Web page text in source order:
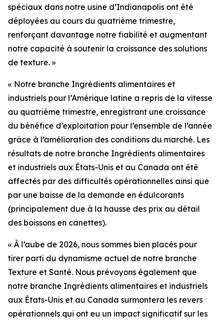
spéciaux dans notre usine d’Indianapolis ont été
déployées au cours du quatrième trimestre,
renforçant davantage notre fiabilité et augmentant
notre capacité à soutenir la croissance des solutions
de texture. »
« Notre branche Ingrédients alimentaires et
industriels pour l’Amérique latine a repris de la vitesse
au quatrième trimestre, enregistrant une croissance
du bénéfice d’exploitation pour l’ensemble de l’année
grâce à l’amélioration des conditions du marché. Les
résultats de notre branche Ingrédients alimentaires
et industriels aux États-Unis et au Canada ont été
affectés par des difficultés opérationnelles ainsi que
par une baisse de la demande en édulcorants
(principalement due à la hausse des prix au détail
des boissons en canettes).
« À l’aube de 2026, nous sommes bien placés pour
tirer parti du dynamisme actuel de notre branche
Texture et Santé. Nous prévoyons également que
notre branche Ingrédients alimentaires et industriels
aux États-Unis et au Canada surmontera les revers
opérationnels qui ont eu un impact significatif sur les